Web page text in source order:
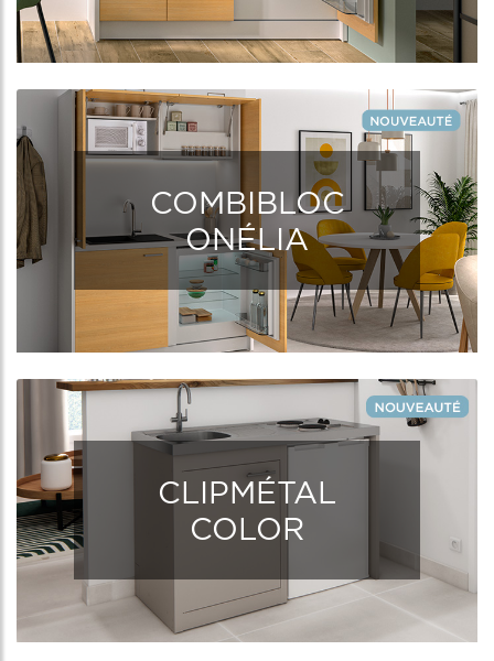
COMBIBLOC
ONÉLIA
CLIPMÉTAL
COLOR